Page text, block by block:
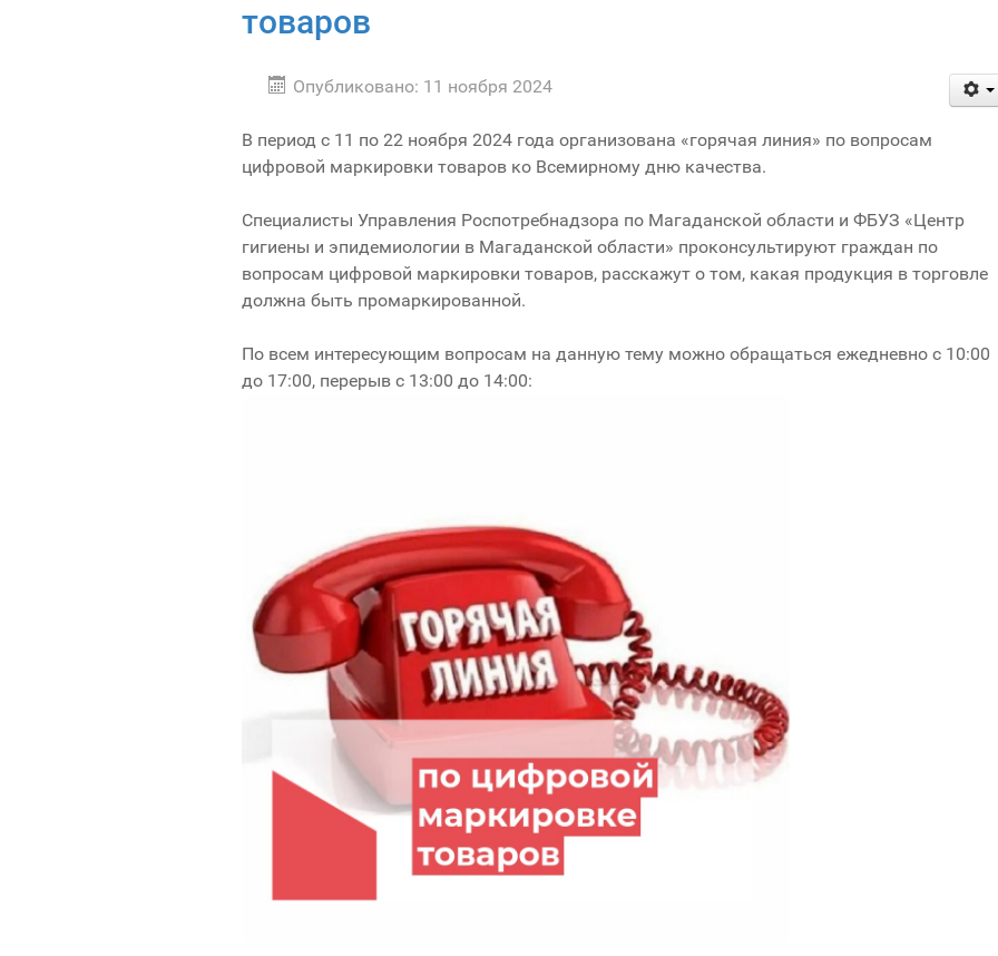
товаров
Опубликовано: 11 ноября 2024
В период с 11 по 22 ноября 2024 года организована «горячая линия» по вопросам
цифровой маркировки товаров ко Всемирному дню качества.
Специалисты Управления Роспотребнадзора по Магаданской области и ФБУЗ «Центр
гигиены и эпидемиологии в Магаданской области» проконсультируют граждан по
вопросам цифровой маркировки товаров, расскажут о том, какая продукция в торговле
должна быть промаркированной.
По всем интересующим вопросам на данную тему можно обращаться ежедневно с 10:00
до 17:00, перерыв с 13:00 до 14:00: